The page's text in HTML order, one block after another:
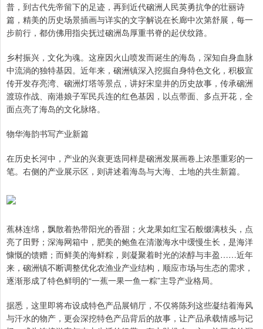
普，到古代先帝留下的足迹，再到近代硇洲人民英勇抗争的壮丽诗
篇，精美的历史场景插画与详实的文字解说在长廊中次第舒展，每一
步前行，都仿佛用指尖抚过硇洲岛厚重书脊的起伏纹路。
乡村振兴，文化为魂。这座因火山喷发而诞生的海岛，深知自身血脉
中流淌的独特基因。近年来，硇洲镇深入挖掘自身特色文化，积极宣
传开发存亮湾、硇洲灯塔等景点，讲好宋皇井的历史故事，传承硇洲
渡琼作战、南港娘子军民兵连的红色基因，以点带面、多点开花，全
面点亮了海岛的文化脉络。
物华海韵书写产业新篇
在历史长河中，产业的兴衰更迭同样是硇洲发展画卷上浓墨重彩的一
笔。右侧的产业展示区，则讲述着海岛与大海、土地的共生新篇。
蕉林连绵，飘散着热带阳光的香甜；火龙果如红宝石般缀满枝头，点
亮了田野；深海网箱中，肥美的鲍鱼在清澈海水中缓慢生长，是海洋
慷慨的馈赠；而鲜美的海鲜粽，则凝聚着时光的浓醇与丰盈……近年
来，硇洲镇不断调整优化农渔业产业结构，顺应市场与生态的需求，
逐渐形成了特色鲜明的“一蕉一果一鱼一粽”主导产业格局。
据悉，这里即将布设成特色产品展销厅，不仅将陈列这些凝结着海风
与汗水的物产，更会深挖特色产品背后的故事，让产品承载情感与记